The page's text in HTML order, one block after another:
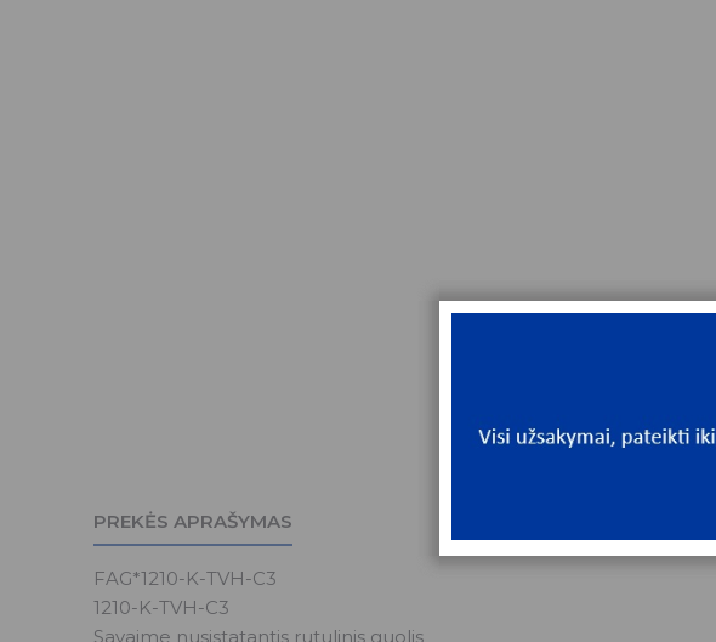
PREKĖS APRAŠYMAS
FAG*1210-K-TVH-C3
1210-K-TVH-C3
Savaime nusistatantis rutulinis guolis